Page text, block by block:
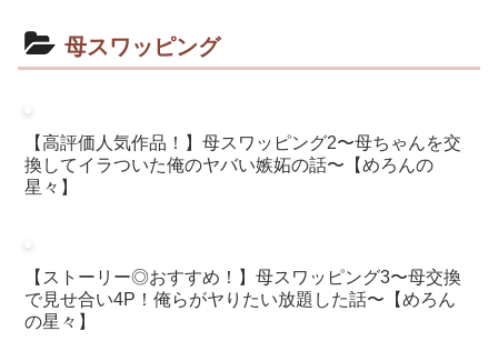
母スワッピング
【高評価人気作品！】母スワッピング2〜母ちゃんを交
換してイラついた俺のヤバい嫉妬の話〜【めろんの
星々】
【ストーリー◎おすすめ！】母スワッピング3〜母交換
で見せ合い4P！俺らがヤりたい放題した話〜【めろん
の星々】